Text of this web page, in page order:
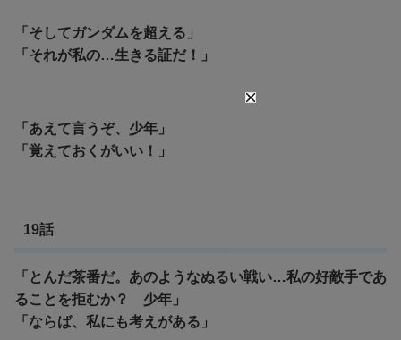
「そしてガンダムを超える」
「それが私の…生きる証だ！」
「あえて言うぞ、少年」
「覚えておくがいい！」
19話
「とんだ茶番だ。あのようなぬるい戦い…私の好敵手であ
ることを拒むか？ 少年」
「ならば、私にも考えがある」